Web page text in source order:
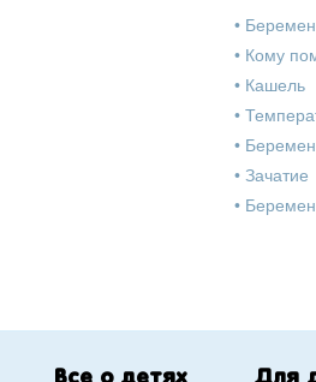
•
• Кому
• Кашель
•
•
• Зачатие
•